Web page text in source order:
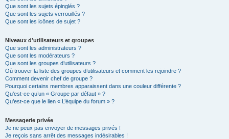
Que sont les sujets épinglés ?
Que sont les sujets verrouillés ?
Que sont les icônes de sujet ?
Niveaux d’utilisateurs et groupes
Que sont les administrateurs ?
Que sont les modérateurs ?
Que sont les groupes d’utilisateurs ?
Où trouver la liste des groupes d’utilisateurs et comment les rejoindre ?
Comment devenir chef de groupe ?
Pourquoi certains membres apparaissent dans une couleur différente ?
Qu’est-ce qu’un « Groupe par défaut » ?
Qu’est-ce que le lien « L’équipe du forum » ?
Messagerie privée
Je ne peux pas envoyer de messages privés !
Je reçois sans arrêt des messages indésirables !